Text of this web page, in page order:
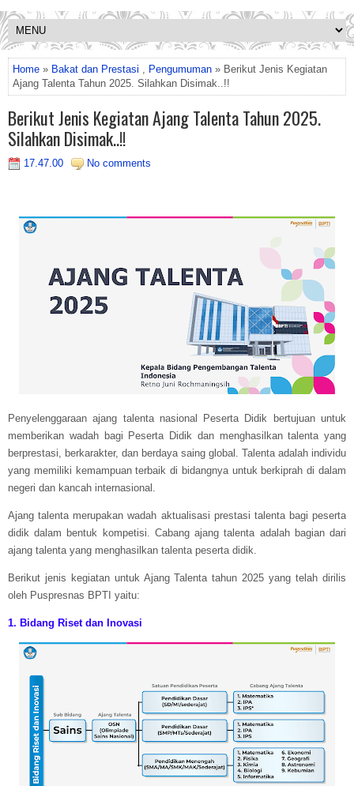
Home » Bakat dan Prestasi , Pengumuman » Berikut Jenis Kegiatan
Ajang Talenta Tahun 2025. Silahkan Disimak..!!
Berikut Jenis Kegiatan Ajang Talenta Tahun 2025.
Silahkan Disimak..!!
17.47.00 No comments
Penyelenggaraan ajang talenta nasional Peserta Didik bertujuan untuk
memberikan wadah bagi Peserta Didik dan menghasilkan talenta yang
berprestasi, berkarakter, dan berdaya saing global. Talenta adalah individu
yang memiliki kemampuan terbaik di bidangnya untuk berkiprah di dalam
negeri dan kancah internasional.
Ajang talenta merupakan wadah aktualisasi prestasi talenta bagi peserta
didik dalam bentuk kompetisi. Cabang ajang talenta adalah bagian dari
ajang talenta yang menghasilkan talenta peserta didik.
Berikut jenis kegiatan untuk Ajang Talenta tahun 2025 yang telah dirilis
oleh Puspresnas BPTI yaitu:
1. Bidang Riset dan Inovasi